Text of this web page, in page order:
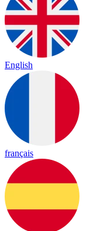
English
français